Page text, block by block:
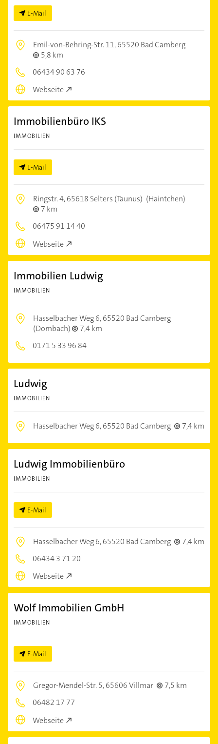
E-Mail
Emil-von-Behring-Str. 11,65520 Bad Camberg
5,8 km
06434 90 63 76
Webseite
Immobilienbüro IKS
IMMOBILIEN
E-Mail
Ringstr. 4,65618 Selters (Taunus) (Haintchen)
7 km
06475 91 14 40
Webseite
Immobilien Ludwig
IMMOBILIEN
Hasselbacher Weg 6,65520 Bad Camberg
(Dombach)
7,4 km
0171 5 33 96 84
Ludwig
IMMOBILIEN
Hasselbacher Weg 6,65520 Bad Camberg 7,4 km
Ludwig Immobilienbüro
IMMOBILIEN
E-Mail
Hasselbacher Weg 6,65520 Bad Camberg
7,4 km
06434 3 71 20
Webseite
Wolf Immobilien GmbH
IMMOBILIEN
E-Mail
Gregor-Mendel-Str. 5,65606 Villmar
7,5 km
06482 17 77
Webseite